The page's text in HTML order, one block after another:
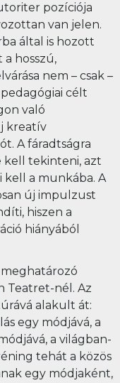
pozíciója
van jelen.
által is hozott
hosszú,
nem – csak –
célt
való
kreatív
A fáradtságra
kell tekinteni, azt
a munkába. A
új impulzust
hiszen a
hiányából
Teatret-nél. Az
alakult át:
egy módjává, a
a világban-
tehát a közös
egy módjaként,